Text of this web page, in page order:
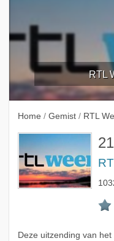
RTL
Home / Gemist / RTL
Deze uitzending van